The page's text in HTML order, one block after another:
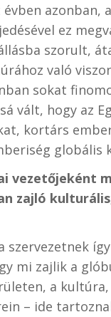
azonban, a
ez
szorult,
való
sokat
vált, hogy az
kortárs
globális
vezetőjeként
zajló
szervezetnek
mi zajlik a
a
– ide